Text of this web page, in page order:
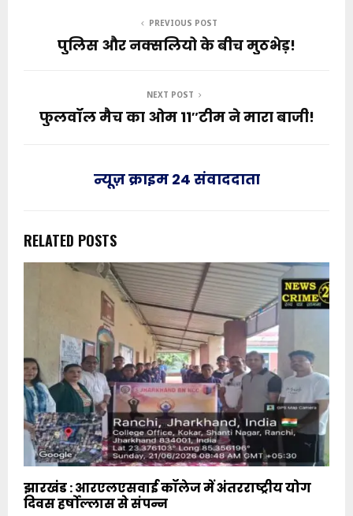
PREVIOUS POST
पुलिस और नक्सलियो के बीच मुठभेड़!
NEXT POST
फुलवॉल मैच का ओम 11″टीम ने मारा बाजी!
न्यूज़ क्राइम 24 संवाददाता
RELATED POSTS
झारखंड : आरएलएसवाई कॉलेज में अंतरराष्ट्रीय योग
दिवस हर्षोल्लास से संपन्न